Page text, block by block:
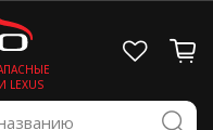
LEXUS